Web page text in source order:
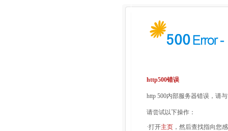
http500错误
http 500内部服务器错误，请
请尝试以下操作：
·打开主页 ，然后查找指向您